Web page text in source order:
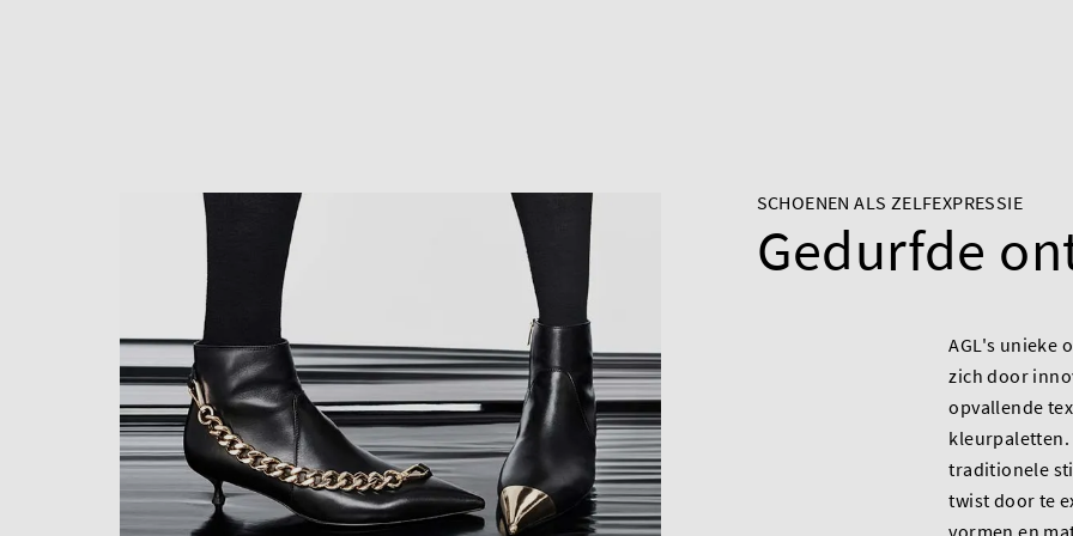
SCHOENEN ALS ZELFEXPRESSIE
Gedurfde
AGL's unieke
zich door
opvallende
traditionele
twist door te